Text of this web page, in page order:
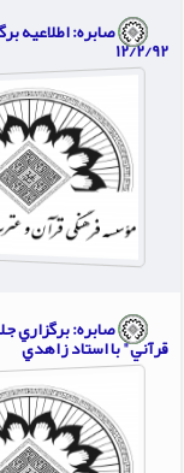
صابره: اطلاعيه
12/2/92
صابره: برگزاري
قرآني" با استاد زاهدي